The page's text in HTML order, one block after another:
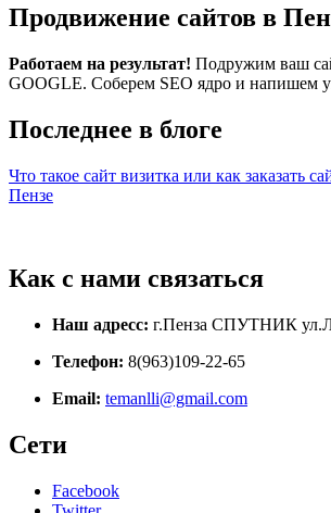
Продвижение сайтов в
Работаем на результат! Подружим ваш
GOOGLE. Соберем SEO ядро и напишем
Последнее в блоге
Что такое сайт визитка или как заказать
Пензе
Как с нами связаться
Наш адресс: г.Пенза СПУТНИК
Телефон: 8(963)109-22-65
Email: temanlli@gmail.com
Сети
Facebook